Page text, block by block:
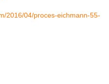
2016/04/proces-eichmann-55-